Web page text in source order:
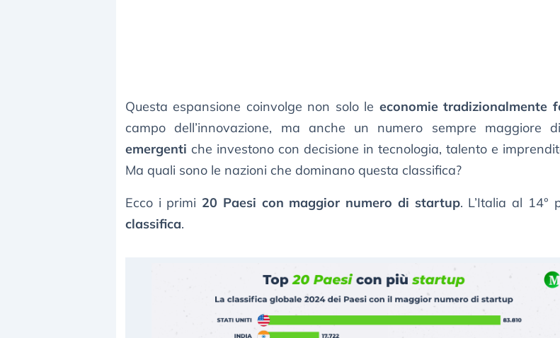
Questa espansione coinvolge non solo le economie tradizionalmente
campo dell’innovazione, ma anche un numero sempre maggiore
emergenti che investono con decisione in tecnologia, talento e
Ma quali sono le nazioni che dominano questa classifica?
Ecco i primi 20 Paesi con maggior numero di startup. L’Italia al 14°
classifica.